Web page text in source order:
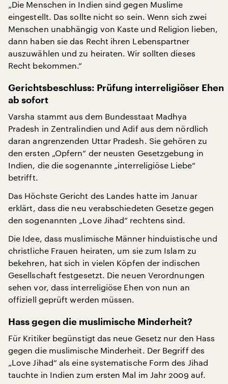
„Die Menschen in Indien sind gegen Muslime
eingestellt. Das sollte nicht so sein. Wenn sich zwei
Menschen unabhängig von Kaste und Religion lieben,
dann haben sie das Recht ihren Lebenspartner
auszuwählen und zu heiraten. Wir sollten dieses
Recht bekommen.“
Gerichtsbeschluss: Prüfung interreligiöser Ehen
ab sofort
Varsha stammt aus dem Bundesstaat Madhya
Pradesh in Zentralindien und Adif aus dem nördlich
daran angrenzenden Uttar Pradesh. Sie gehören zu
den ersten „Opfern“ der neusten Gesetzgebung in
Indien, die die sogenannte „interreligiöse Liebe“
betrifft.
Das Höchste Gericht des Landes hatte im Januar
erklärt, dass die neu verabschiedeten Gesetze gegen
den sogenannten „Love Jihad“ rechtens sind.
Die Idee, dass muslimische Männer hinduistische und
christliche Frauen heiraten, um sie zum Islam zu
bekehren, hat sich in vielen Köpfen der indischen
Gesellschaft festgesetzt. Die neuen Verordnungen
sehen vor, dass interreligiöse Ehen von nun an
offiziell geprüft werden müssen.
Hass gegen die muslimische Minderheit?
Für Kritiker begünstigt das neue Gesetz nur den Hass
gegen die muslimische Minderheit. Der Begriff des
„Love Jihad“ als eine systematische Form des Jihad
tauchte in Indien zum ersten Mal im Jahr 2009 auf.